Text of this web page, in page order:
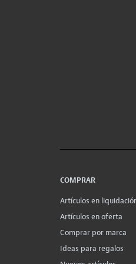
COMPRAR
Artículos en
Artículos en oferta
Comprar por marca
Ideas para regalos